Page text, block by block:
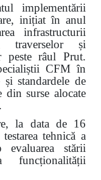
implementării
inițiat în anul
infrastructurii
traverselor și
peste râul Prut.
CFM în
standardele de
surse alocate
la data de 16
tehnică a
evaluarea stării
funcționalității